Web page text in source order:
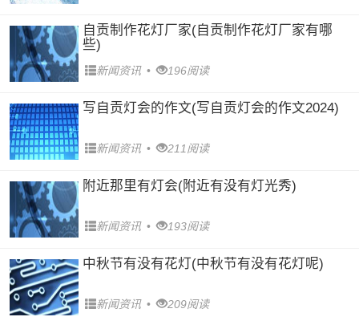
自贡制作花灯厂家(自贡制作花灯厂家有哪
些)
新闻资讯 • 196阅读
写自贡灯会的作文(写自贡灯会的作文2024)
新闻资讯 • 211阅读
附近那里有灯会(附近有没有灯光秀)
新闻资讯 • 193阅读
中秋节有没有花灯(中秋节有没有花灯呢)
新闻资讯 • 209阅读